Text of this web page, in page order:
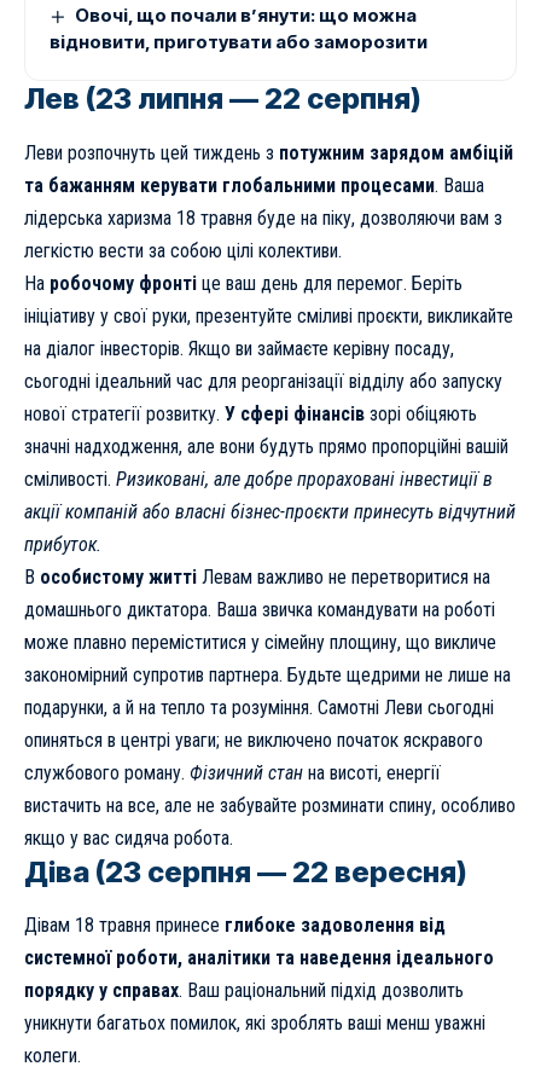
Овочі, що почали в’янути: що можна
відновити, приготувати або заморозити
Лев (23 липня — 22 серпня)
Леви розпочнуть цей тиждень з потужним зарядом амбіцій
та бажанням керувати глобальними процесами. Ваша
лідерська харизма 18 травня буде на піку, дозволяючи вам з
легкістю вести за собою цілі колективи.
На робочому фронті це ваш день для перемог. Беріть
ініціативу у свої руки, презентуйте сміливі проєкти, викликайте
на діалог інвесторів. Якщо ви займаєте керівну посаду,
сьогодні ідеальний час для реорганізації відділу або запуску
нової стратегії розвитку. У сфері фінансів зорі обіцяють
значні надходження, але вони будуть прямо пропорційні вашій
сміливості. Ризиковані, але добре прораховані інвестиції в
акції компаній або власні бізнес-проєкти принесуть відчутний
прибуток.
В особистому житті Левам важливо не перетворитися на
домашнього диктатора. Ваша звичка командувати на роботі
може плавно переміститися у сімейну площину, що викличе
закономірний супротив партнера. Будьте щедрими не лише на
подарунки, а й на тепло та розуміння. Самотні Леви сьогодні
опиняться в центрі уваги; не виключено початок яскравого
службового роману. Фізичний стан на висоті, енергії
вистачить на все, але не забувайте розминати спину, особливо
якщо у вас сидяча робота.
Діва (23 серпня — 22 вересня)
Дівам 18 травня принесе глибоке задоволення від
системної роботи, аналітики та наведення ідеального
порядку у справах. Ваш раціональний підхід дозволить
уникнути багатьох помилок, які зроблять ваші менш уважні
колеги.